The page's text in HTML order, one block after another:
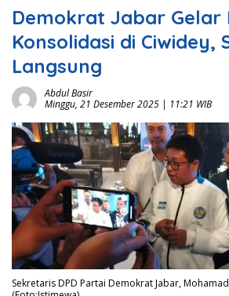
Demokrat Jabar Gelar
Konsolidasi di Ciwidey,
Langsung
Abdul Basir
Minggu, 21 Desember 2025 | 11:21 WIB
Sekretaris DPD Partai Demokrat Jabar,